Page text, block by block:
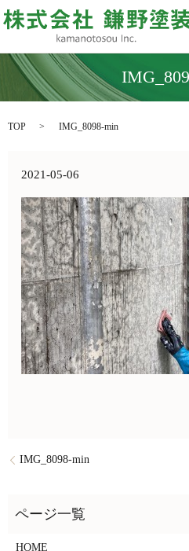
TOP IMG_8098-min
2021-05-06
IMG_8098-min
HOME